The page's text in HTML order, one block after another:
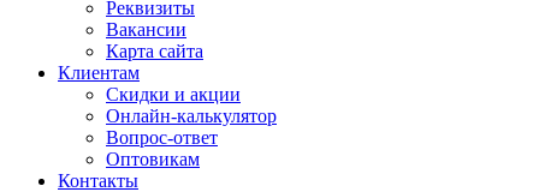
Реквизиты
Вакансии
Карта сайта
Клиентам
Скидки и акции
Онлайн-калькулятор
Вопрос-ответ
Оптовикам
Контакты